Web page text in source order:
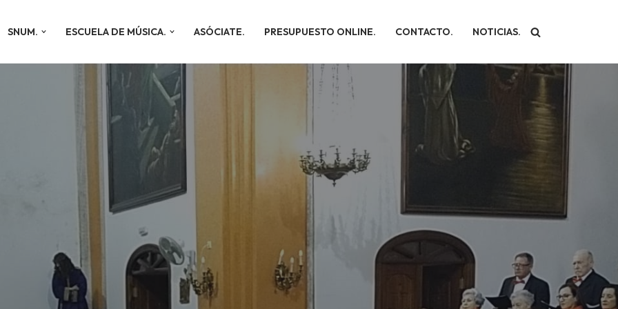
SNUM. ESCUELA DE MÚSICA. ASÓCIATE. PRESUPUESTO ONLINE. CONTACTO. NOTICIAS.